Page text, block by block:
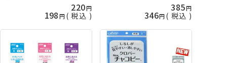
220
198 税込
385
346 税込